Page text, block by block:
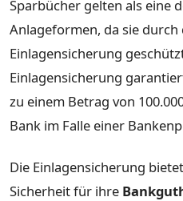
Sparbücher gelten als eine
Anlageformen, da sie durch
Einlagensicherung
Einlagensicherung
zu einem Betrag von
Bank im Falle einer
Die Einlagensicherung
Sicherheit für ihre